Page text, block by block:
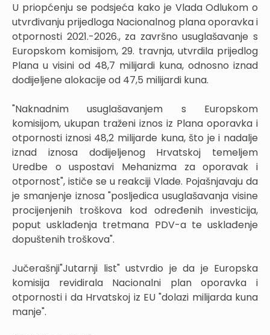
U priopćenju se podsjeća kako je Vlada Odlukom o
utvrđivanju prijedloga Nacionalnog plana oporavka i
otpornosti 2021.-2026., za završno usuglašavanje s
Europskom komisijom, 29. travnja, utvrdila prijedlog
Plana u visini od 48,7 milijardi kuna, odnosno iznad
dodijeljene alokacije od 47,5 milijardi kuna.
"Naknadnim usuglašavanjem s Europskom
komisijom, ukupan traženi iznos iz Plana oporavka i
otpornosti iznosi 48,2 milijarde kuna, što je i nadalje
iznad iznosa dodijeljenog Hrvatskoj temeljem
Uredbe o uspostavi Mehanizma za oporavak i
otpornost", ističe se u reakciji Vlade. Pojašnjavaju da
je smanjenje iznosa "posljedica usuglašavanja visine
procijenjenih troškova kod određenih investicija,
poput usklađenja tretmana PDV-a te usklađenje
dopuštenih troškova".
Jučerašnji"Jutarnji list" ustvrdio je da je Europska
komisija revidirala Nacionalni plan oporavka i
otpornosti i da Hrvatskoj iz EU "dolazi milijarda kuna
manje".